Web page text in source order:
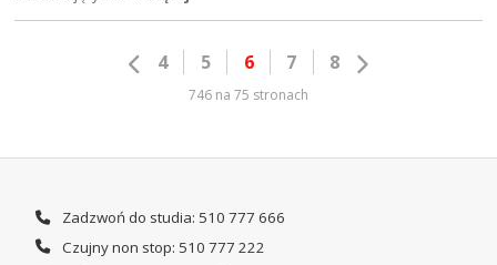
4 5 6 7 8
746 na 75 stronach
Zadzwoń do studia: 510 777 666
Czujny non stop: 510 777 222